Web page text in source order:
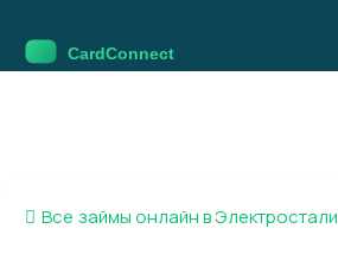
Все займы онлайн в Электростали